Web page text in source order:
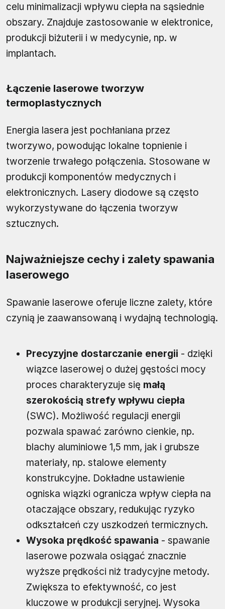
celu minimalizacji wpływu ciepła na sąsiednie
obszary. Znajduje zastosowanie w elektronice,
produkcji biżuterii i w medycynie, np. w
implantach.
Łączenie laserowe tworzyw
termoplastycznych
Energia lasera jest pochłaniana przez
tworzywo, powodując lokalne topnienie i
tworzenie trwałego połączenia. Stosowane w
produkcji komponentów medycznych i
elektronicznych. Lasery diodowe są często
wykorzystywane do łączenia tworzyw
sztucznych.
Najważniejsze cechy i zalety spawania
laserowego
Spawanie laserowe oferuje liczne zalety, które
czynią je zaawansowaną i wydajną technologią.
Precyzyjne dostarczanie energii - dzięki
wiązce laserowej o dużej gęstości mocy
proces charakteryzuje się małą
szerokością strefy wpływu ciepła
(SWC). Możliwość regulacji energii
pozwala spawać zarówno cienkie, np.
blachy aluminiowe 1,5 mm, jak i grubsze
materiały, np. stalowe elementy
konstrukcyjne. Dokładne ustawienie
ogniska wiązki ogranicza wpływ ciepła na
otaczające obszary, redukując ryzyko
odkształceń czy uszkodzeń termicznych.
Wysoka prędkość spawania - spawanie
laserowe pozwala osiągać znacznie
wyższe prędkości niż tradycyjne metody.
Zwiększa to efektywność, co jest
kluczowe w produkcji seryjnej. Wysoka